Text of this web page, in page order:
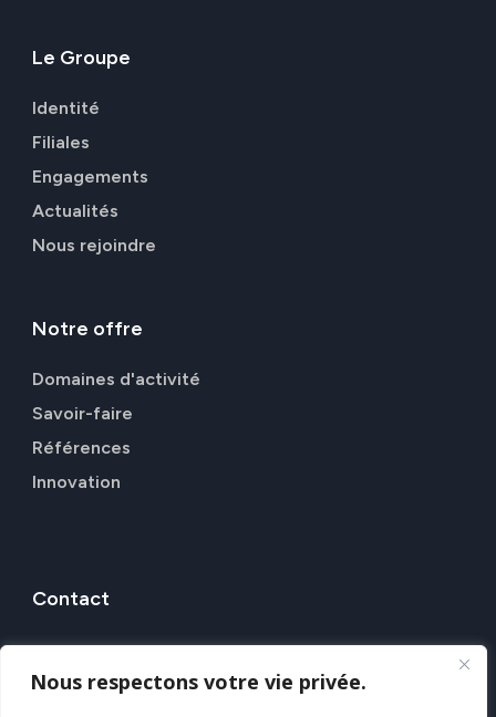
Nous respectons votre vie privée.
Le Groupe
Identité
Filiales
Engagements
Actualités
Nous rejoindre
Notre offre
Domaines d'activité
Savoir-faire
Références
Innovation
Contact
7 Rue Alfred Kastler, 44307 NANTES